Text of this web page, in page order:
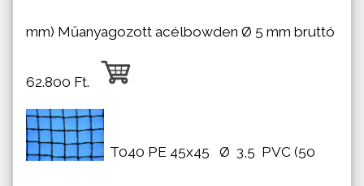
mm) Műanyagozott acélbowden Ø 5 mm bruttó
62.800 Ft.
T040 PE 45x45 Ø 3,5 PVC (50